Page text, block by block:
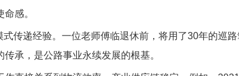
感。
传递经验。一位老师傅临退休前，将用了30年的巡
承，是公路事业永续发展的根基。